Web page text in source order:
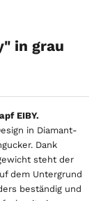
in grau
EIBY.
in Diamant-
Dank
steht der
dem Untergrund
beständig und